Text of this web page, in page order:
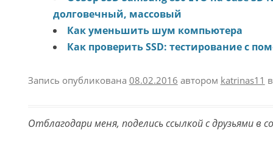
долговечный, массовый
Как уменьшить шум компьютера
Как проверить SSD: тестирование с
Запись опубликована 08.02.2016 автором katrinas11
Отблагодари меня, поделись ссылкой с друзьями в